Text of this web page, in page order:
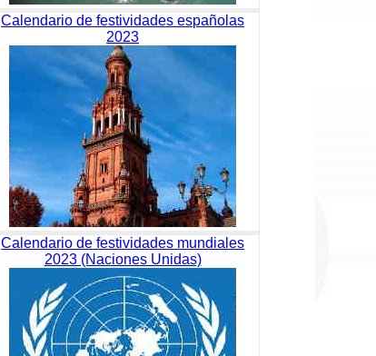
Calendario de festividades españolas
2023
Calendario de festividades mundiales
2023 (Naciones Unidas)